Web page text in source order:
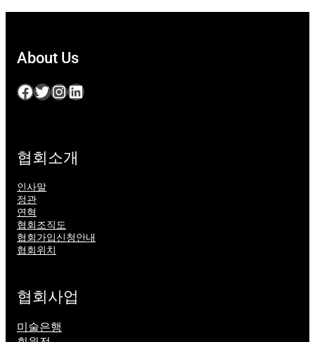
About Us
Facebook Twitter InstagramLinkedIn
협회소개
인사말
정관
연혁
협회조직도
협회가입신청안내
협회위치
협회사업
미술은행